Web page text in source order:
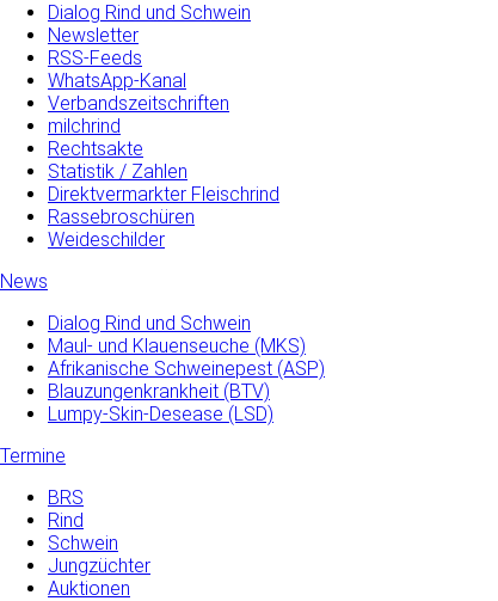
Dialog Rind und Schwein
Newsletter
RSS-Feeds
WhatsApp-Kanal
Verbandszeitschriften
milchrind
Rechtsakte
Statistik / Zahlen
Direktvermarkter Fleischrind
Rassebroschüren
Weideschilder
News
Dialog Rind und Schwein
Maul- und­ Klauenseuche­ (MKS)
Afrikanische Schweinepest (ASP)
Blauzungenkrankheit (BTV)
Lumpy-Skin-Desease (LSD)
Termine
BRS
Rind
Schwein
Jungzüchter
Auktionen